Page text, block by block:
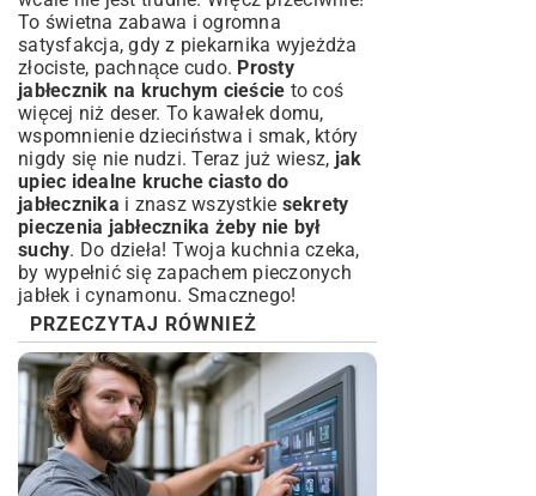
To świetna zabawa i ogromna
satysfakcja, gdy z piekarnika wyjeżdża
złociste, pachnące cudo. Prosty
jabłecznik na kruchym cieście to coś
więcej niż deser. To kawałek domu,
wspomnienie dzieciństwa i smak, który
nigdy się nie nudzi. Teraz już wiesz, jak
upiec idealne kruche ciasto do
jabłecznika i znasz wszystkie sekrety
pieczenia jabłecznika żeby nie był
suchy. Do dzieła! Twoja kuchnia czeka,
by wypełnić się zapachem pieczonych
jabłek i cynamonu. Smacznego!
PRZECZYTAJ RÓWNIEŻ